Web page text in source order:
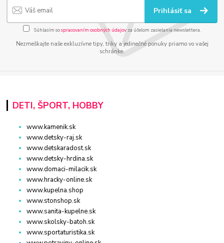
Prihlásiť sa
Súhlasím sospracovaním osobných údajov za účelom zasielania newslettera.
Nezmeškajte naše exkluzívne tipy, triky a jedinečné ponuky priamo vo vašej
schránke.
DETI, ŠPORT, HOBBY
www.kamenik.sk
www.detsky-raj.sk
www.detskaradost.sk
www.detsky-hrdina.sk
www.domaci-milacik.sk
www.hracky-online.sk
www.kupelna.shop
www.stonshop.sk
www.sanita-kupelne.sk
www.skolsky-batoh.sk
www.sportaturistika.sk